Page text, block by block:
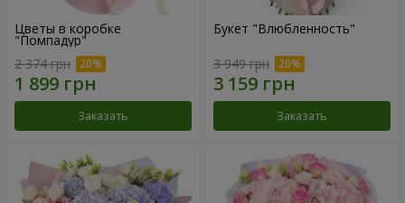
Цветы в коробке
"Помпадур"
2 374 грн
Заказать
Букет "Влюбленность"
3 949 грн
Заказать